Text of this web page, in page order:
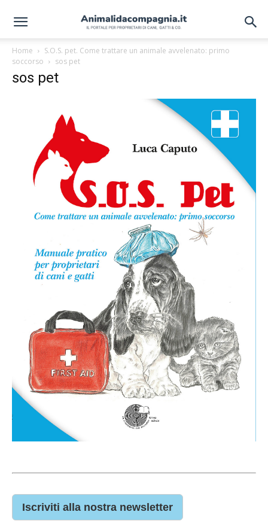
Home
S.O.S. pet. Come trattare un animale avvelenato: primo
soccorso
sos pet
sos pet
Iscriviti alla nostra newsletter